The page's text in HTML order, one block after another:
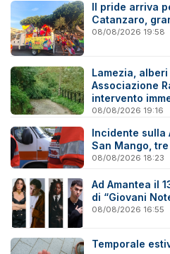
Il pride arriva
Catanzaro,
08/08/2026 19:58
Lamezia,
Associazione
intervento
08/08/2026 19:16
Incidente sulla
San Mango,
08/08/2026 18:23
Ad Amantea il
di “Giovani
08/08/2026 16:55
Temporale